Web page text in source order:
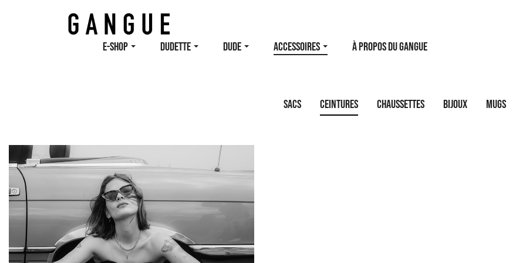
E-SHOP DUDETTE DUDE ACCESSOIRES À PROPOS DU GANGUE
Sacs Ceintures Chaussettes Bijoux Mugs